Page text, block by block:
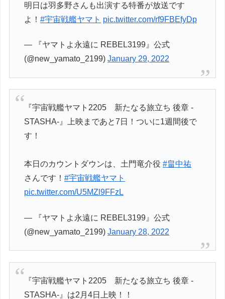
明日は羽多野さんも出演する特番が放送です
よ！#宇宙戦艦ヤマト pic.twitter.com/rf9FBEfyDp
— 『ヤマトよ永遠に REBEL3199』公式
(@new_yamato_2199)January 29, 2022
『宇宙戦艦ヤマト2205 新たなる旅立ち 後章 -
STASHA-』上映まであと7日！ついに1週間後で
す！
本日のカウントダウンは、土門竜介役#畠中祐
さんです！#宇宙戦艦ヤマト
pic.twitter.com/U5MZl9FFzL
— 『ヤマトよ永遠に REBEL3199』公式
(@new_yamato_2199)January 28, 2022
『宇宙戦艦ヤマト2205 新たなる旅立ち 後章 -
STASHA-』は2月4日上映！！